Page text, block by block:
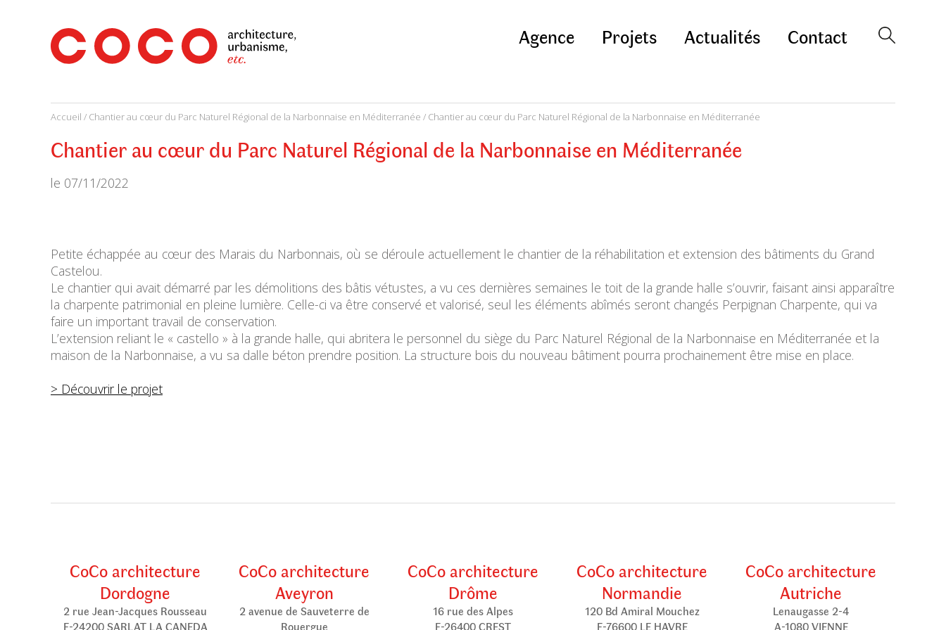
Architecture
architecture,
urbanisme,
etc.
Agence Projets Actualités Contact
Accueil / Chantier au cœur du Parc Naturel Régional de la Narbonnaise en Méditerranée / Chantier au cœur du Parc Naturel Régional de la Narbonnaise en Méditerranée
Chantier au cœur du Parc Naturel Régional de la Narbonnaise en Méditerranée
le 07/11/2022
Petite échappée au cœur des Marais du Narbonnais, où se déroule actuellement le chantier de la réhabilitation et extension des bâtiments du Grand
Castelou.
Le chantier qui avait démarré par les démolitions des bâtis vétustes, a vu ces dernières semaines le toit de la grande halle s’ouvrir, faisant ainsi apparaître
la charpente patrimonial en pleine lumière. Celle-ci va être conservé et valorisé, seul les éléments abîmés seront changés Perpignan Charpente, qui va
faire un important travail de conservation.
L’extension reliant le « castello » à la grande halle, qui abritera le personnel du siège du Parc Naturel Régional de la Narbonnaise en Méditerranée et la
maison de la Narbonnaise, a vu sa dalle béton prendre position. La structure bois du nouveau bâtiment pourra prochainement être mise en place.
> Découvrir le projet
CoCo architecture
Dordogne
2 rue Jean-Jacques Rousseau
F-24200 SARLAT LA CANEDA
CoCo architecture
Aveyron
2 avenue de Sauveterre de
Rouergue
CoCo architecture
Drôme
16 rue des Alpes
F-26400 CREST
CoCo architecture
Normandie
120 Bd Amiral Mouchez
F-76600 LE HAVRE
CoCo architecture
Autriche
Lenaugasse 2-4
A-1080 VIENNE